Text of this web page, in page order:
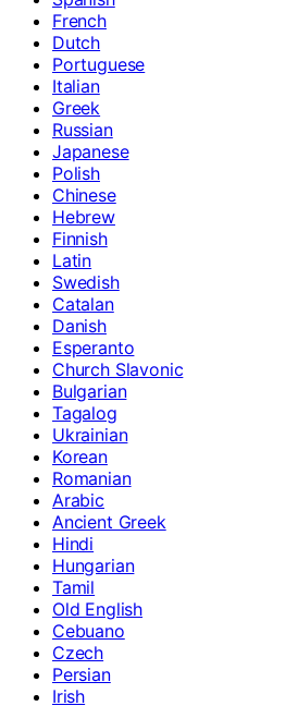
French
Dutch
Portuguese
Italian
Greek
Russian
Japanese
Polish
Chinese
Hebrew
Finnish
Latin
Swedish
Catalan
Danish
Esperanto
Church Slavonic
Bulgarian
Tagalog
Ukrainian
Korean
Romanian
Arabic
Ancient Greek
Hindi
Hungarian
Tamil
Old English
Cebuano
Czech
Persian
Irish